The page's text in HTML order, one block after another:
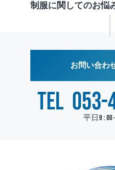
制服に関してのお悩
お問い合わ
TEL 053-
平日9 : 00